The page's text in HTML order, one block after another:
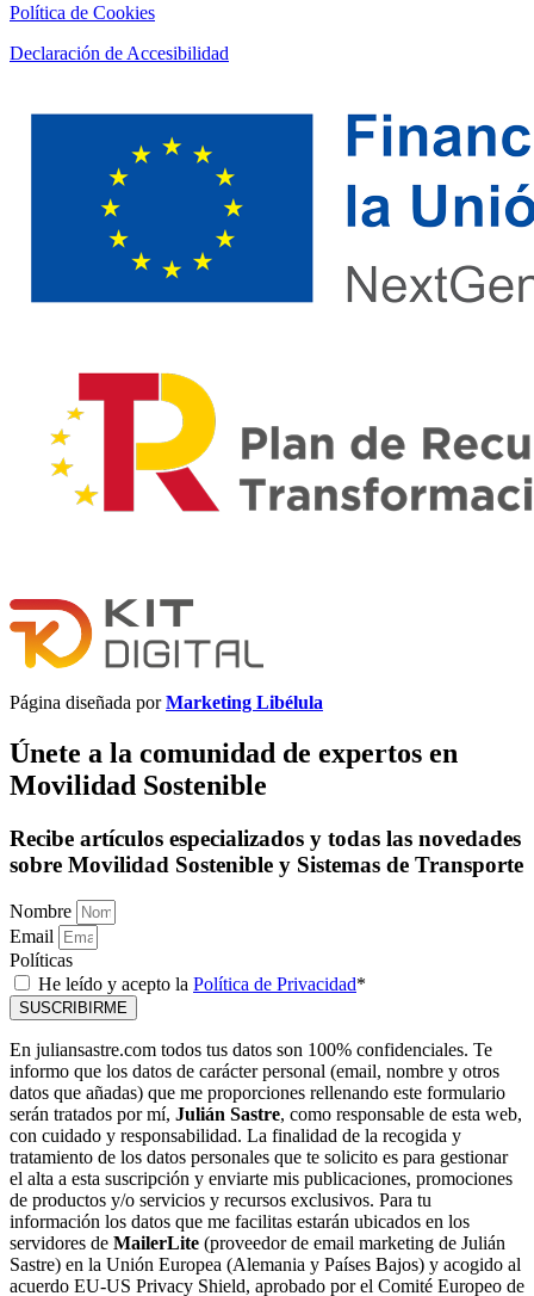
Política de Cookies
Declaración de Accesibilidad
Página diseñada porMarketing Libélula
Únete a la comunidad de expertos en
Movilidad Sostenible
Recibe artículos especializados y todas las novedades
sobre Movilidad Sostenible y Sistemas de Transporte
Nombre
Email
Políticas
He leído y acepto la Política de Privacidad*
SUSCRIBIRME
En juliansastre.com todos tus datos son 100% confidenciales. Te
informo que los datos de carácter personal (email, nombre y otros
datos que añadas) que me proporciones rellenando este formulario
serán tratados por mí, Julián Sastre, como responsable de esta web,
con cuidado y responsabilidad. La finalidad de la recogida y
tratamiento de los datos personales que te solicito es para gestionar
el alta a esta suscripción y enviarte mis publicaciones, promociones
de productos y/o servicios y recursos exclusivos. Para tu
información los datos que me facilitas estarán ubicados en los
servidores de MailerLite (proveedor de email marketing de Julián
Sastre) en la Unión Europea (Alemania y Países Bajos) y acogido al
acuerdo EU-US Privacy Shield, aprobado por el Comité Europeo de